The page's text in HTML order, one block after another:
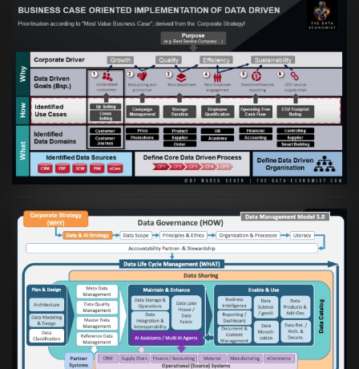
Artikel:
Business Case orientierte
Etablierung einer Data Driven Company
VIEW
Artikel:Die moderne Architektur für
Daten- und KI-orientierte Unternehmen
VIEW